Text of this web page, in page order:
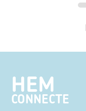
HEM
CONNECTE